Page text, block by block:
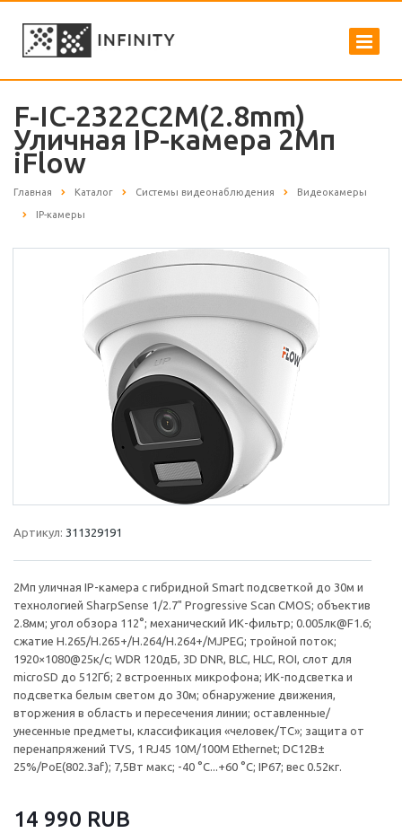
F-IC-2322C2M(2.8mm)
Уличная IP-камера 2Мп
iFlow
Главная Каталог Системы видеонаблюдения Видеокамеры
IP-камеры
Артикул: 311329191
2Мп уличная IP-камера с гибридной Smart подсветкой до 30м и
технологией SharpSense 1/2.7" Progressive Scan CMOS; объектив
2.8мм; угол обзора 112°; механический ИК-фильтр; 0.005лк@F1.6;
сжатие H.265/H.265+/H.264/H.264+/MJPEG; тройной поток;
1920×1080@25к/с; WDR 120дБ, 3D DNR, BLC, HLC, ROI, слот для
microSD до 512Гб; 2 встроенных микрофона; ИК-подсветка и
подсветка белым светом до 30м; обнаружение движения,
вторжения в область и пересечения линии; оставленные/
унесенные предметы, классификация «человек/ТС»; защита от
перенапряжений TVS, 1 RJ45 10M/100M Ethernet; DC12В±
25%/PoE(802.3af); 7,5Вт макс; -40 °C...+60 °C; IP67; вес 0.52кг.
14 990 RUB